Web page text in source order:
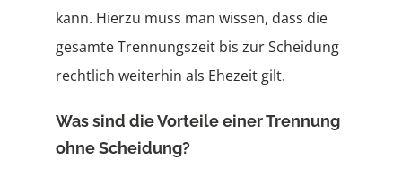
kann. Hierzu muss man wissen, dass die
gesamte Trennungszeit bis zur Scheidung
rechtlich weiterhin als Ehezeit gilt.
Was sind die Vorteile einer Trennung
ohne Scheidung?